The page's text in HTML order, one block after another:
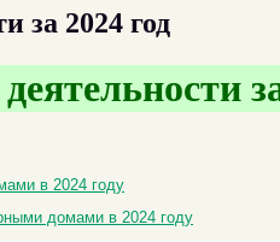
за 2024 год
в 2024 году
домами в 2024 году